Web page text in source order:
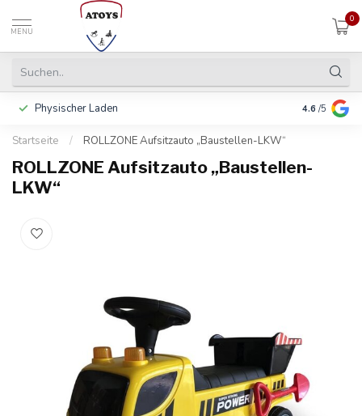
MENU
0
Physischer Laden In 3 Raten
4.6 /5
Startseite / ROLLZONE Aufsitzauto „Baustellen-LKW“
ROLLZONE Aufsitzauto „Baustellen-
LKW“